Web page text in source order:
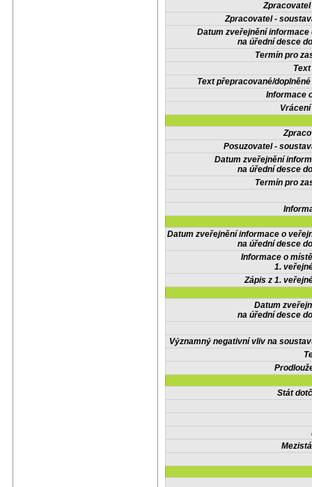
Zpracovatel -
Datum zveřejnění informace
na úřední desce
Termín pro
Text přepracované/
Informace
Posuzovatel -
Datum zveřejnění
na úřední desce
Termín pro
Datum zveřejnění informace o
na úřední desce
Informace o
1.
Zápis z 1.
Datum
na úřední desce
Významný negativní vliv na
Stát